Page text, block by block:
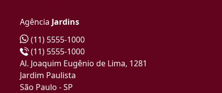
Agência Jardins
(11) 5555-1000
(11) 5555-1000
Al. Joaquim Eugênio de Lima, 1281
Jardim Paulista
São Paulo - SP